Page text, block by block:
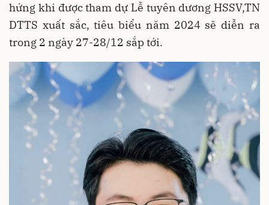
hứng khi được tham dự Lễ tuyên dương HSSV,TN
DTTS xuất sắc, tiêu biểu năm 2024 sẽ diễn ra
trong 2 ngày 27-28/12 sắp tới.